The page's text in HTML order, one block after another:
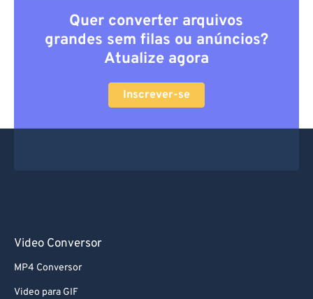
Quer converter arquivos
grandes sem filas ou anúncios?
Atualize agora
Inscrever-se
Video Conversor
MP4 Conversor
Video para GIF